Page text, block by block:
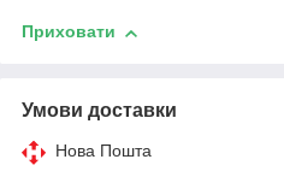
Приховати
Умови доставки
Нова Пошта